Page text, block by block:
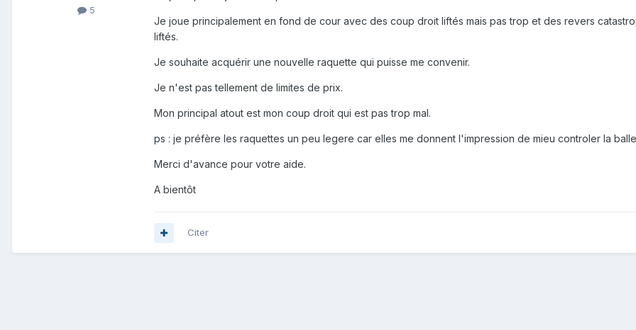
5
Je joue principalement en fond de cour avec des coup droit liftés mais pas trop et des revers
liftés.
Je souhaite acquérir une nouvelle raquette qui puisse me convenir.
Je n'est pas tellement de limites de prix.
Mon principal atout est mon coup droit qui est pas trop mal.
ps : je préfère les raquettes un peu legere car elles me donnent l'impression de mieu controler la
Merci d'avance pour votre aide.
A bientôt
Citer